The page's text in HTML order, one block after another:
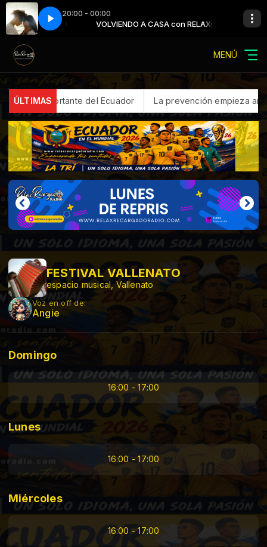
20:00 - 00:00
RELAXITO VOLVIENDO A CASA con RELAXITO
- Bésame Bonito RemixCarmen DeLeon feat. Micro TDH - Bésame
MENÚ
ÚLTIMAS
importante del Ecuador La prevención empieza antes
FESTIVAL VALLENATO
espacio musical, Vallenato
Voz en off de:
Angie
Domingo
16:00 - 17:00
Lunes
16:00 - 17:00
Miércoles
16:00 - 17:00